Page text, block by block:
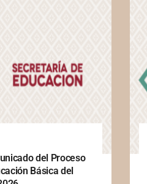
del Proceso
Básica del